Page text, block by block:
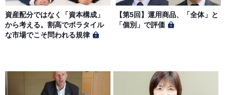
資産配分ではなく「資本構成」
から考える。割高でボラタイル
な市場でこそ問われる規律
【第5回】運用商品、「全体」と
「個別」で評価